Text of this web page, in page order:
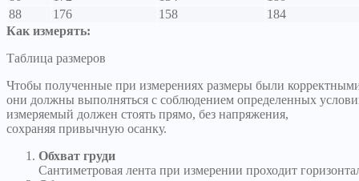
88
176 158
184
Как измерять:
Таблица размеров
Чтобы полученные при измерениях размеры были
они должны выполняться с соблюдением определенных
измеряемый должен стоять прямо, без напряжения,
сохраняя привычную осанку.
Обхват груди
Сантиметровая лента при измерении проходит